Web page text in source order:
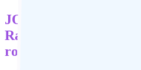
JOUR 7 : Rayagada –
Rayagada (180 Km et
route)